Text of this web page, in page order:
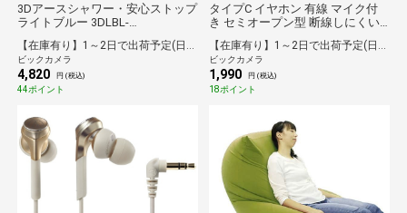
3Dアースシャワー・安心ストップ
ライトブルー 3DLBL-
ビックカメラ
4,820 円 (税込)
44ポイント
タイプC イヤホン 有線 マイク付
き セミオープン型 断線しにくい
Type-C ポート搭載 iPhone iPad
Pixel AQUOS Xperia Galaxy
Android 他対応 】 ブルー ブルー
EHP-DF13IMBU [インナーイヤー型
ビックカメラ
1,990 円 (税込)
18ポイント